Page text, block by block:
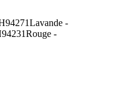
Lavande -
Rouge -